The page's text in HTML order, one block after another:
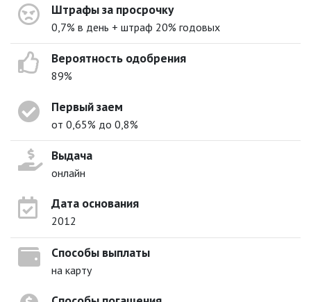
Штрафы за просрочку
0,7% в день + штраф 20% годовых
Вероятность одобрения
89%
Первый заем
от 0,65% до 0,8%
Выдача
онлайн
Дата основания
2012
Способы выплаты
на карту